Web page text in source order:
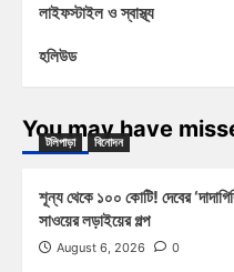
লাইফস্টাইল ও স্বাস্থ্য
হলিউড
You may have
টলিপাড়া বিনোদন
শূন্য থেকে ১০০ কোটি! দেবের
সাওয়ের লড়াইয়ের গল্প
August 6, 2026 0